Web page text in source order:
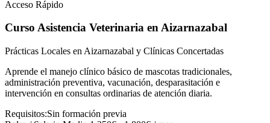
Acceso Rápido
Curso Asistencia Veterinaria en Aizarnazabal
Prácticas Locales en Aizarnazabal y Clínicas Concertadas
Aprende el manejo clínico básico de mascotas tradicionales,
administración preventiva, vacunación, desparasitación e
intervención en consultas ordinarias de atención diaria.
Requisitos:Sin formación previa